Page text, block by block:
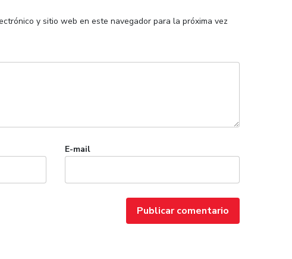
E-mail
y sitio web en este navegador para la próxima vez